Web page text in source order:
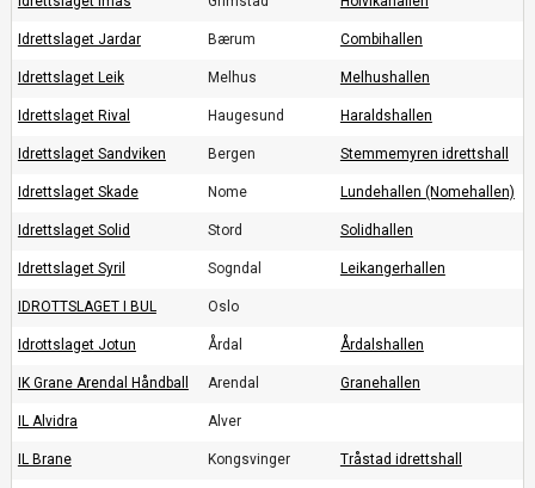
Idrettslaget Jardar Bærum Combihallen
Idrettslaget Leik Melhus Melhushallen
Idrettslaget Rival Haugesund Haraldshallen
Idrettslaget Sandviken Bergen Stemmemyren idrettshall
Idrettslaget Skade Nome Lundehallen (Nomehallen)
Idrettslaget Solid Stord Solidhallen
Idrettslaget Syril Sogndal Leikangerhallen
IDROTTSLAGET I BUL Oslo
Idrottslaget Jotun Årdal Årdalshallen
IK Grane Arendal Håndball Arendal Granehallen
IL Alvidra Alver
IL Brane Kongsvinger Tråstad idrettshall